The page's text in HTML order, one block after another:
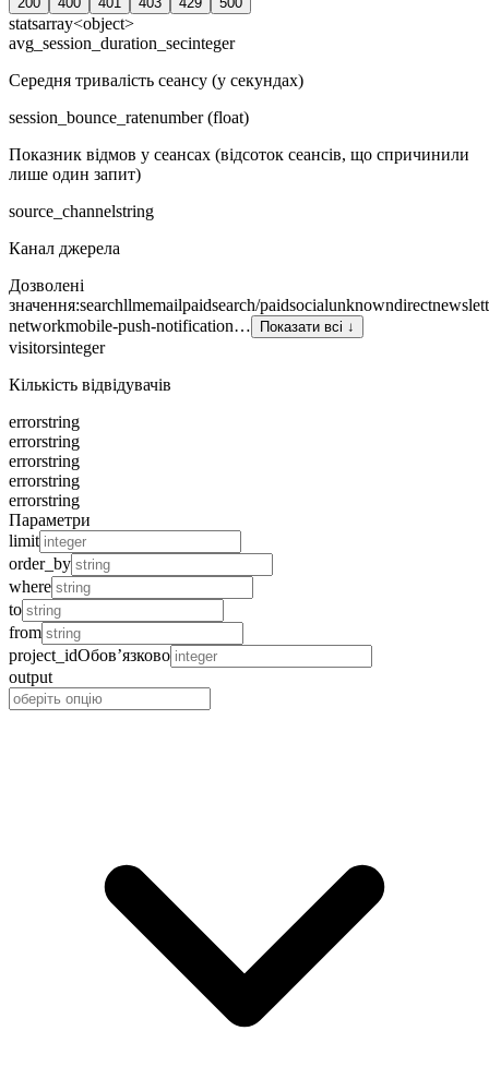
statsarray<object>
avg_session_duration_secinteger
Середня тривалість сеансу (у секундах)
session_bounce_ratenumber (float)
Показник відмов у сеансах (відсоток сеансів, що спричинили
лише один запит)
source_channelstring
Канал джерела
Дозволені
значення:searchllmemailpaidsearch/paidsocialunknowndirect
networkmobile-push-notification… Показати всі ↓
visitorsinteger
Кількість відвідувачів
errorstring
errorstring
errorstring
errorstring
errorstring
Параметри
limit
order_by
where
to
from
project_idОбов’язково
output